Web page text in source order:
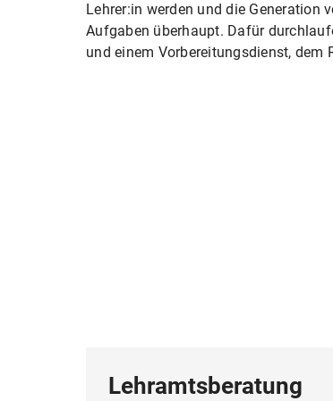
Lehrer:in werden und die
Aufgaben überhaupt. Dafür
und einem Vorbereitungsdienst, dem
Lehramtsberatung